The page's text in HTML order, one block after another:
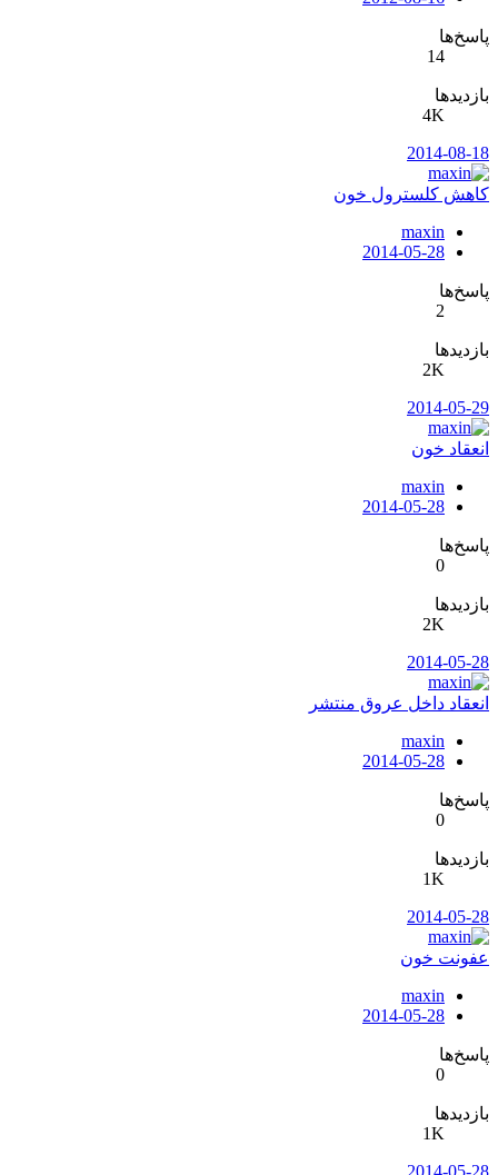
پاسخ‌ها
14
بازدیدها
4K
2014-08-18
کاهش کلسترول خون
maxin
2014-05-28
پاسخ‌ها
2
بازدیدها
2K
2014-05-29
انعقاد خون
maxin
2014-05-28
پاسخ‌ها
0
بازدیدها
2K
2014-05-28
انعقاد داخل‌ عروق‌ منتشر
maxin
2014-05-28
پاسخ‌ها
0
بازدیدها
1K
2014-05-28
عفونت خون
maxin
2014-05-28
پاسخ‌ها
0
بازدیدها
1K
2014-05-28